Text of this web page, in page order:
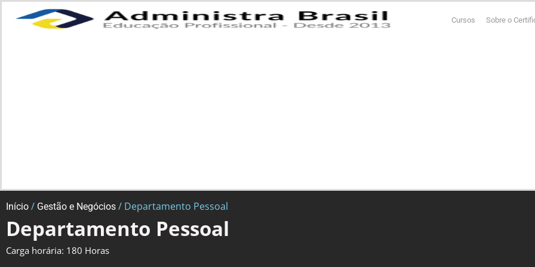
Cursos Sobre o
Início / Gestão e Negócios / Departamento Pessoal
Departamento Pessoal
Carga horária: 180 Horas